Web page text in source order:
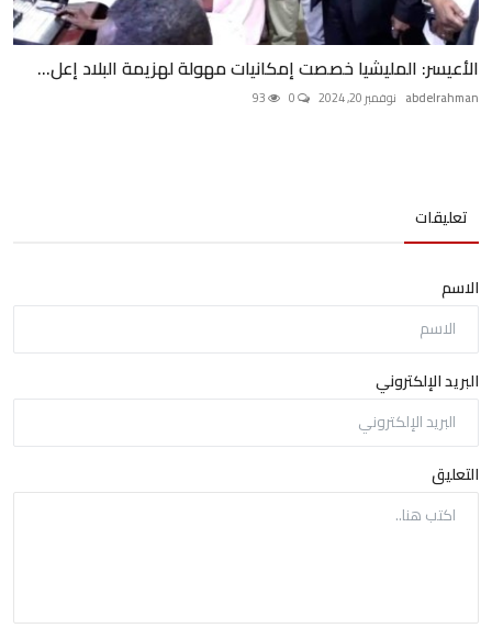
الأعيسر: المليشيا خصصت إمكانيات مهولة لهزيمة البلاد إعل...
abdelrahman نوفمبر 20, 2024
تعليقات
الاسم
البريد الإلكتروني
التعليق